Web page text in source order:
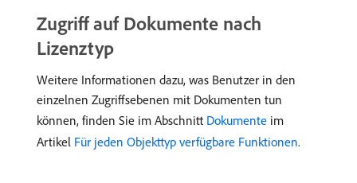
Zugriff auf Dokumente nach
Lizenztyp
Weitere Informationen dazu, was Benutzer in den
einzelnen Zugriffsebenen mit Dokumenten tun
können, finden Sie im Abschnitt Dokumente im
Artikel Für jeden Objekttyp verfügbare Funktionen.